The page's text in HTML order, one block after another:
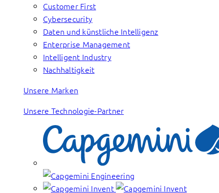
Customer First
Cybersecurity
Daten und künstliche Intelligenz
Enterprise Management
Intelligent Industry
Nachhaltigkeit
Unsere Marken
Unsere Technologie-Partner